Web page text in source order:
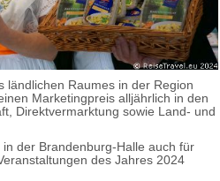
ländlichen Raumes in der Region
Marketingpreis alljährlich in den
Direktvermarktung sowie Land- und
der Brandenburg-Halle auch für
des Jahres 2024